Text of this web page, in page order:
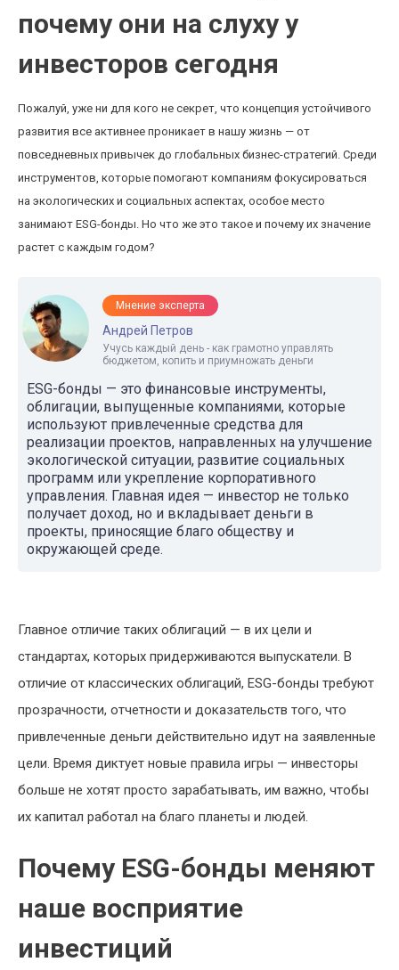
почему они на слуху у
инвесторов сегодня
Пожалуй, уже ни для кого не секрет, что концепция устойчивого
развития все активнее проникает в нашу жизнь — от
повседневных привычек до глобальных бизнес-стратегий. Среди
инструментов, которые помогают компаниям фокусироваться
на экологических и социальных аспектах, особое место
занимают ESG-бонды. Но что же это такое и почему их значение
растет с каждым годом?
Мнение эксперта
Андрей Петров
Учусь каждый день - как грамотно управлять
бюджетом, копить и приумножать деньги
ESG-бонды — это финансовые инструменты,
облигации, выпущенные компаниями, которые
используют привлеченные средства для
реализации проектов, направленных на улучшение
экологической ситуации, развитие социальных
программ или укрепление корпоративного
управления. Главная идея — инвестор не только
получает доход, но и вкладывает деньги в
проекты, приносящие благо обществу и
окружающей среде.
Главное отличие таких облигаций — в их цели и
стандартах, которых придерживаются выпускатели. В
отличие от классических облигаций, ESG-бонды требуют
прозрачности, отчетности и доказательств того, что
привлеченные деньги действительно идут на заявленные
цели. Время диктует новые правила игры — инвесторы
больше не хотят просто зарабатывать, им важно, чтобы
их капитал работал на благо планеты и людей.
Почему ESG-бонды меняют
наше восприятие
инвестиций